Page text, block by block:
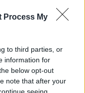
Process My
to third parties, or
information for
below opt-out
note that after your
seeing